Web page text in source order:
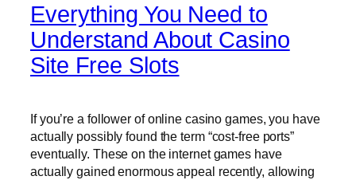
Everything You Need to
Understand About Casino
Site Free Slots
If you’re a follower of online casino games, you have
actually possibly found the term “cost-free ports”
eventually. These on the internet games have
actually gained enormous appeal recently, allowing